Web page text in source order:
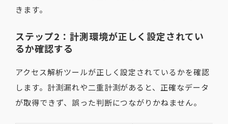
きます。
ステップ2：計測環境が正しく設定されてい
るか確認する
アクセス解析ツールが正しく設定されているかを確認
します。計測漏れや二重計測があると、正確なデータ
が取得できず、誤った判断につながりかねません。